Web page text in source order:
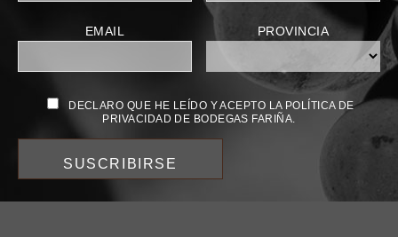
EMAIL PROVINCIA
DECLARO QUE HE LEÍDO Y ACEPTO LA POLÍTICA DE
PRIVACIDAD DE BODEGAS FARIÑA.